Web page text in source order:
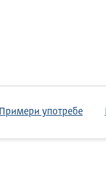
Примери употребе